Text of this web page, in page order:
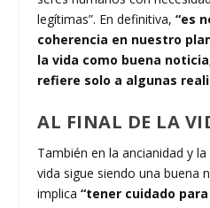
legítimas”. En definitiva, “es
coherencia en nuestro
la vida como buena
refiere solo a algunas
AL FINAL DE LA
También en la ancianidad y
vida sigue siendo una buena
implica“tener cuidado